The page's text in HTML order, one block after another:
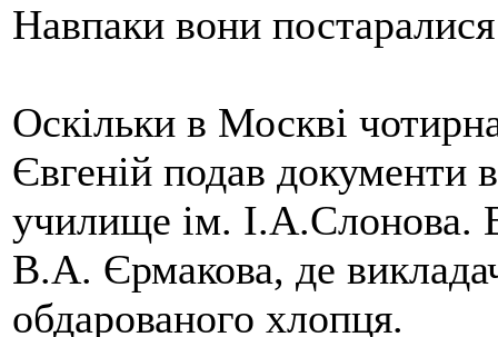
Навпаки вони
Оскільки в Москві
Євгеній подав документи
училище ім. І.А.Слонова.
В.А. Єрмакова, де
обдарованого хлопця.